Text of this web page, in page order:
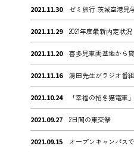
2021.11.30 ゼミ旅行 茨城空港見
2021.11.29 2021年度最新内定状況
2021.11.20 喜多見車両基地から
2021.11.16 湯田先生がラジオ番
2021.10.24 「幸福の招き猫電
2021.09.27 2日間の東交祭
2021.09.15 オープンキャンパス